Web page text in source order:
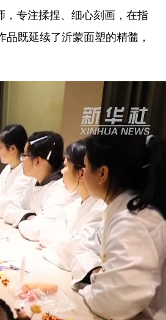
专注揉捏、细心刻画，在指
既延续了沂蒙面塑的精髓，